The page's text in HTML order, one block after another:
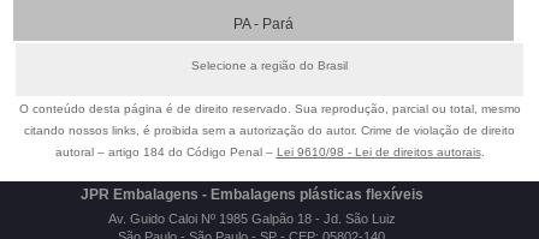
PA - Pará
Selecione a região do Brasil
O conteúdo desta página é de direito reservado. Sua reprodução, parcial ou total, mesmo
citando nossos links, é proibida sem a autorização do autor. Crime de violação de direito
autoral – artigo 184 do Código Penal – Lei 9610/98 - Lei de direitos autorais.
JPR Embalagens - Embalagens plásticas flexíveis
Av. Guido Caloi Nº 1985 Galpão 18 - Jd. São Luiz